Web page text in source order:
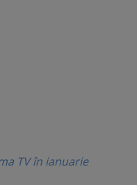
TV în ianuarie